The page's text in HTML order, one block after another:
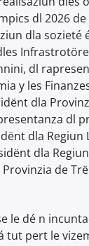
dl 2026
dla sozieté
dl
y les
dla
dl
dla Regiun
dla
de
le dé n
tut pert le